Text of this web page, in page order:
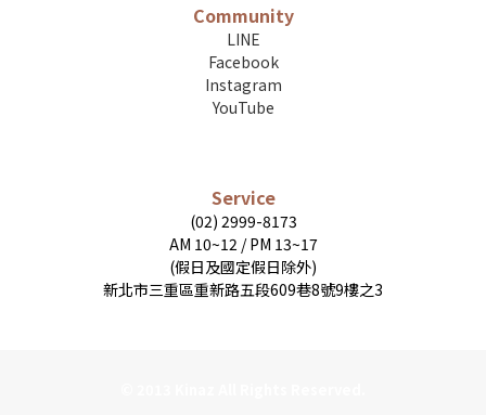
Community
LINE
Facebook
Instagram
YouTube
Service
(02) 2999-8173
AM 10~12 / PM 13~17
(假日及國定假日除外)
新北市三重區重新路五段609巷8號9樓之3